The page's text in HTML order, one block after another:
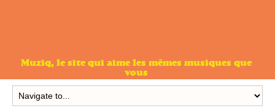
Muziq, le site qui aime les mêmes musiques que
vous